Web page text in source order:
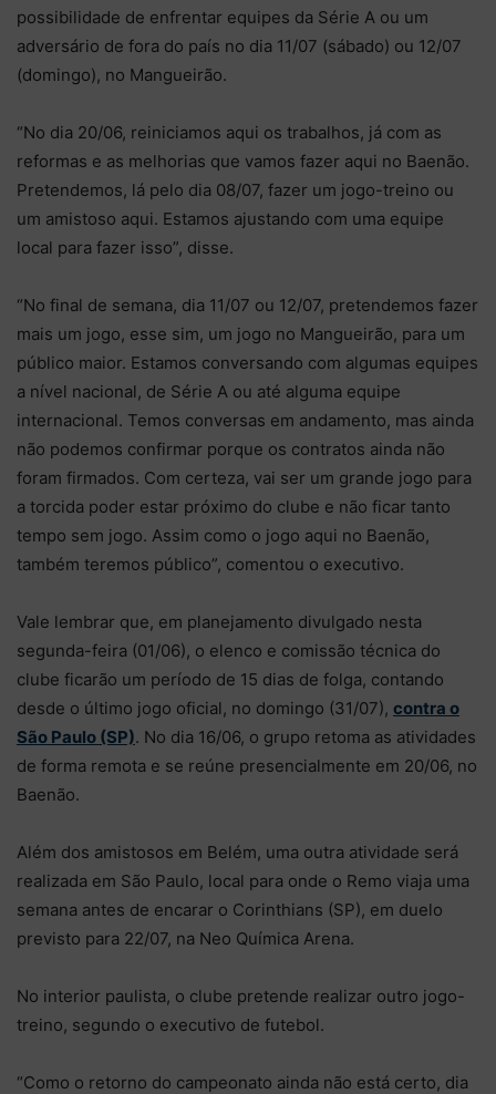
possibilidade de enfrentar equipes da Série A ou um
adversário de fora do país no dia 11/07 (sábado) ou 12/07
(domingo), no Mangueirão.
“No dia 20/06, reiniciamos aqui os trabalhos, já com as
reformas e as melhorias que vamos fazer aqui no Baenão.
Pretendemos, lá pelo dia 08/07, fazer um jogo-treino ou
um amistoso aqui. Estamos ajustando com uma equipe
local para fazer isso”, disse.
“No final de semana, dia 11/07 ou 12/07, pretendemos fazer
mais um jogo, esse sim, um jogo no Mangueirão, para um
público maior. Estamos conversando com algumas equipes
a nível nacional, de Série A ou até alguma equipe
internacional. Temos conversas em andamento, mas ainda
não podemos confirmar porque os contratos ainda não
foram firmados. Com certeza, vai ser um grande jogo para
a torcida poder estar próximo do clube e não ficar tanto
tempo sem jogo. Assim como o jogo aqui no Baenão,
também teremos público”, comentou o executivo.
Vale lembrar que, em planejamento divulgado nesta
segunda-feira (01/06), o elenco e comissão técnica do
clube ficarão um período de 15 dias de folga, contando
desde o último jogo oficial, no domingo (31/07), contra o
São Paulo (SP). No dia 16/06, o grupo retoma as atividades
de forma remota e se reúne presencialmente em 20/06, no
Baenão.
Além dos amistosos em Belém, uma outra atividade será
realizada em São Paulo, local para onde o Remo viaja uma
semana antes de encarar o Corinthians (SP), em duelo
previsto para 22/07, na Neo Química Arena.
No interior paulista, o clube pretende realizar outro jogo-
treino, segundo o executivo de futebol.
“Como o retorno do campeonato ainda não está certo, dia